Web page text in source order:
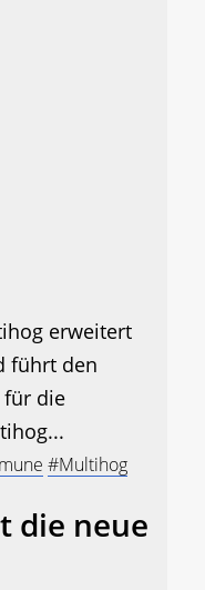
erweitert
führt den
für die
#Multihog
die neue